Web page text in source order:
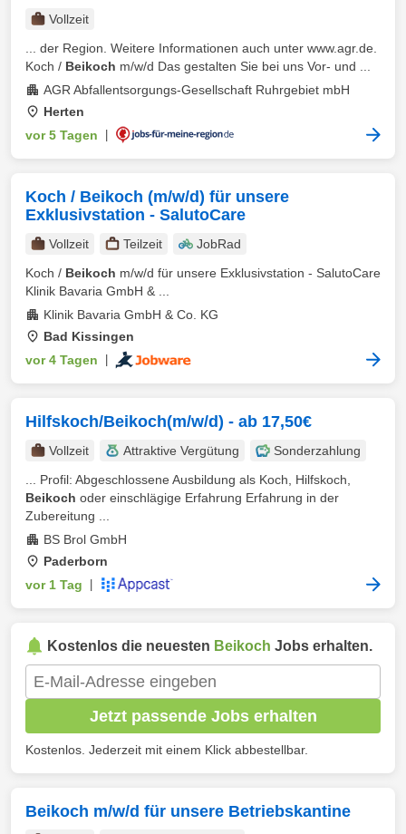
Vollzeit
... der Region. Weitere Informationen auch unter www.agr.de.
Koch / Beikoch m/w/d Das gestalten Sie bei uns Vor- und ...
AGR Abfallentsorgungs-Gesellschaft Ruhrgebiet mbH
Herten
vor 5 Tagen
Koch / Beikoch (m/w/d) für unsere
Exklusivstation - SalutoCare
Vollzeit Teilzeit
JobRad
Koch / Beikoch m/w/d für unsere Exklusivstation - SalutoCare
Klinik Bavaria GmbH & ...
Klinik Bavaria GmbH & Co. KG
Bad Kissingen
vor 4 Tagen
Hilfskoch/Beikoch(m/w/d) - ab 17,50€
Vollzeit Attraktive Vergütung
Sonderzahlung
... Profil: Abgeschlossene Ausbildung als Koch, Hilfskoch,
Beikoch oder einschlägige Erfahrung Erfahrung in der
Zubereitung ...
BS Brol GmbH
Paderborn
vor 1 Tag
Kostenlos die neuesten Beikoch Jobs erhalten.
Jetzt passende Jobs erhalten
Kostenlos. Jederzeit mit einem Klick abbestellbar.
Beikoch m/w/d für unsere Betriebskantine